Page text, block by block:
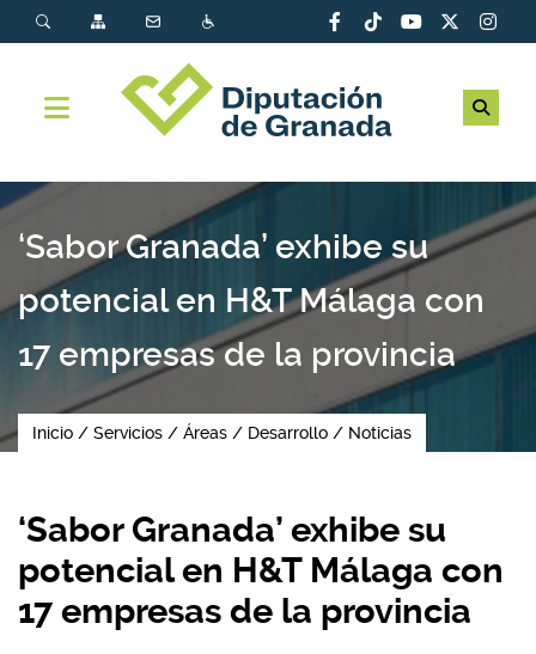
‘Sabor Granada’ exhibe su
potencial en H&T Málaga con
17 empresas de la provincia
Inicio Servicios Áreas Desarrollo Noticias
‘Sabor Granada’ exhibe su
potencial en H&T Málaga con
17 empresas de la provincia